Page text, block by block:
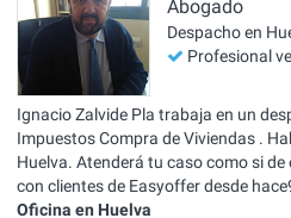
Abogado
Despacho en
Profesional
Ignacio Zalvide Pla trabaja en un
Impuestos Compra de Viviendas .
Huelva. Atenderá tu caso como si
con clientes de Easyoffer desde
Oficina en Huelva